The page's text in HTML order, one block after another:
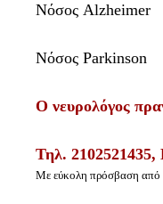
Νόσος Alzheimer
Νόσος Parkinson
Ο νευρολόγος
Τηλ. 2102521435,
Με εύκολη πρόσβαση από